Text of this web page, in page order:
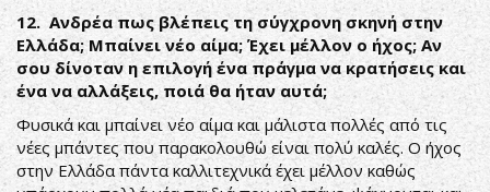
12. Ανδρέα πως βλέπεις τη σύγχρονη σκηνή στην
Ελλάδα; Μπαίνει νέο αίμα; Έχει μέλλον ο ήχος; Αν
σου δίνοταν η επιλογή ένα πράγμα να κρατήσεις και
ένα να αλλάξεις, ποιά θα ήταν αυτά;
Φυσικά και μπαίνει νέο αίμα και μάλιστα πολλές από τις
νέες μπάντες που παρακολουθώ είναι πολύ καλές. Ο ήχος
στην Ελλάδα πάντα καλλιτεχνικά έχει μέλλον καθώς